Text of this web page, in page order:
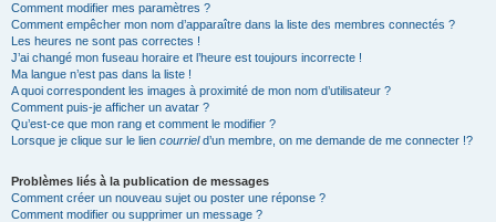
Comment modifier mes paramètres ?
Comment empêcher mon nom d’apparaître dans la liste des membres connectés ?
Les heures ne sont pas correctes !
J’ai changé mon fuseau horaire et l’heure est toujours incorrecte !
Ma langue n’est pas dans la liste !
A quoi correspondent les images à proximité de mon nom d’utilisateur ?
Comment puis-je afficher un avatar ?
Qu’est-ce que mon rang et comment le modifier ?
Lorsque je clique sur le lien courrield’un membre, on me demande de me connecter !?
Problèmes liés à la publication de messages
Comment créer un nouveau sujet ou poster une réponse ?
Comment modifier ou supprimer un message ?